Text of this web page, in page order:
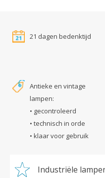
21 dagen bedenktijd
Antieke en vintage
lampen:
• gecontroleerd
• technisch in orde
• klaar voor gebruik
Industriële